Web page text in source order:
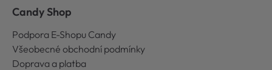
Candy Shop
Podpora E-Shopu Candy
Všeobecné obchodní podmínky
Doprava a platba